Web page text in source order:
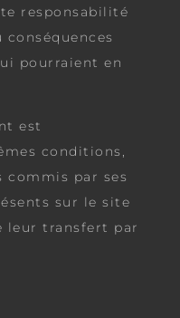
responsabilité
pourraient en
est
conditions,
commis par ses
sur le site
leur transfert par